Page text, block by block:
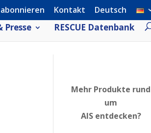
Kontakt Deutsch
Presse RESCUE Datenbank
Mehr Produkte rund
um
AIS entdecken?